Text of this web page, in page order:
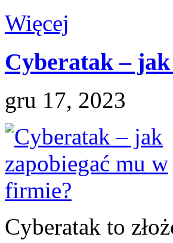
Więcej
Cyberatak –
gru 17, 2023
Cyberatak to